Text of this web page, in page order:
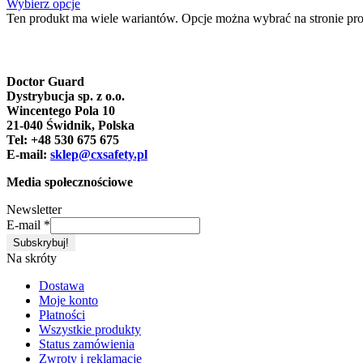
Wybierz opcje
Ten produkt ma wiele wariantów. Opcje można wybrać na stronie
Doctor Guard
Dystrybucja sp. z o.o.
Wincentego Pola 10
21-040 Świdnik, Polska
Tel: +48 530 675 675
E-mail: sklep@cxsafety.pl
Media społecznościowe
Newsletter
E-mail *
Na skróty
Dostawa
Moje konto
Płatności
Wszystkie produkty
Status zamówienia
Zwroty i reklamacje